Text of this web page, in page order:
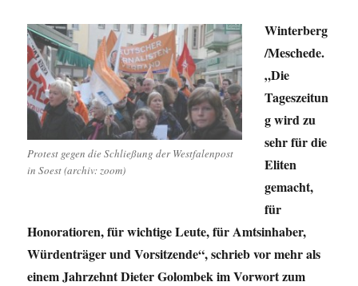
Protest gegen die Schließung der Westfalenpost
in Soest (archiv: zoom)
Winterberg
/Meschede.
„Die
Tageszeitun
g wird zu
sehr für die
Eliten
gemacht,
für
Honoratioren, für wichtige Leute, für Amtsinhaber,
Würdenträger und Vorsitzende“, schrieb vor mehr als
einem Jahrzehnt Dieter Golombek im Vorwort zum